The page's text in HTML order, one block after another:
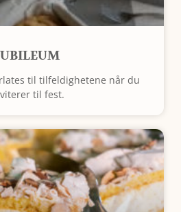
til tilfeldighetene når du
til fest.